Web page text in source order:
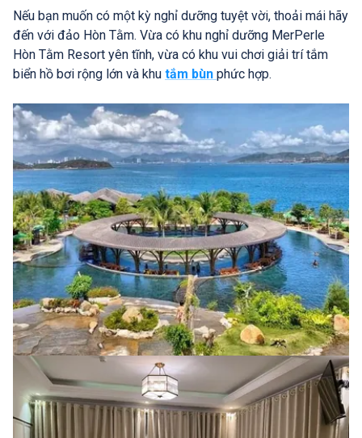
Nếu bạn muốn có một kỳ nghỉ dưỡng tuyệt vời, thoải mái hãy
đến với đảo Hòn Tằm. Vừa có khu nghỉ dưỡng MerPerle
Hòn Tằm Resort yên tĩnh, vừa có khu vui chơi giải trí tắm
biển hồ bơi rộng lớn và khu tắm bùn phức hợp.